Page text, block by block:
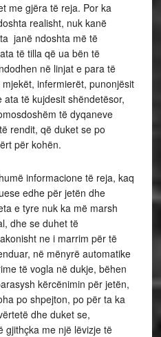
me gjëra të reja. Por ka
realisht, nuk kanë
janë ndoshta më të
të tilla që ua bën të
në linjat e para të
infermierët, punonjësit
të kujdesit shëndetësor,
të dyqaneve
rendit, që duket se po
për kohën.
informacione të reja, kaq
edhe për jetën dhe
e tyre nuk ka më marsh
dhe se duhet të
ne i marrim për të
në mënyrë automatike
të vogla në dukje, bëhen
kërcënimin për jetën,
po shpejton, po për ta ka
dhe duket se,
gjithçka me një lëvizje të